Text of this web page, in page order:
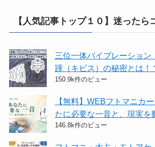
【人気記事トップ１０】迷ったら
三位一体バイブレーショ
踵（キビス）の秘密とは！
150.9k件のビュー
【無料】WEBフトマニカ
たに必要な一音と、現実を
146.8k件のビュー